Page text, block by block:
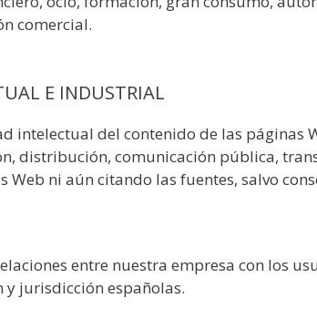
comercial.
E INDUSTRIAL
intelectual del contenido de las
distribución, comunicación pública,
Web ni aún citando las fuentes, salvo
entre nuestra empresa con los
jurisdicción españolas.